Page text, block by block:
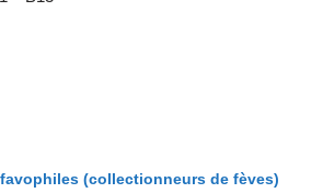
(collectionneurs de fèves)